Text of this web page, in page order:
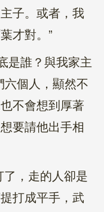
子。或者，我
才對。”
誰？與我家主
六個人，顯然不
不會想到厚著
要請他出手相
，走的人卻是
打成平手，武